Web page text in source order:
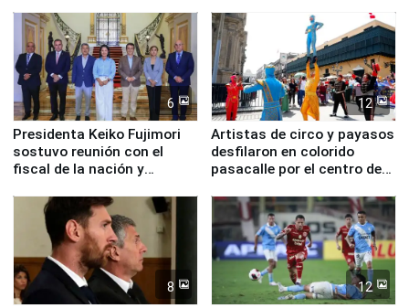
6
Presidenta Keiko Fujimori
sostuvo reunión con el
fiscal de la nación y
12
Artistas de circo y payasos
desfilaron en colorido
pasacalle por el centro de
8 12